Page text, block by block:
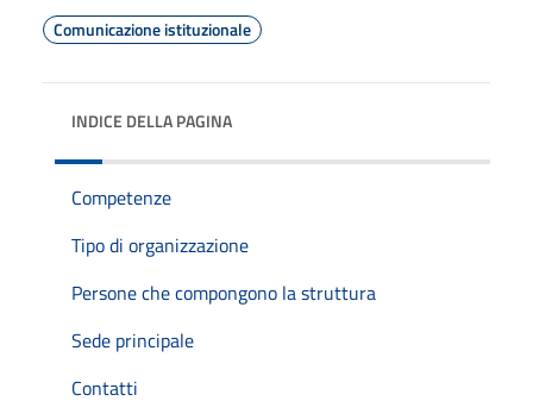
Comunicazione istituzionale
INDICE DELLA PAGINA
Competenze
Tipo di organizzazione
Persone che compongono la struttura
Sede principale
Contatti